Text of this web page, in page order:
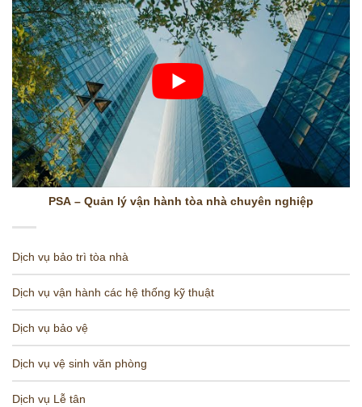
PSA – Quản lý vận hành tòa nhà chuyên nghiệp
Dịch vụ bảo trì tòa nhà
Dịch vụ vận hành các hệ thống kỹ thuật
Dịch vụ bảo vệ
Dịch vụ vệ sinh văn phòng
Dịch vụ Lễ tân